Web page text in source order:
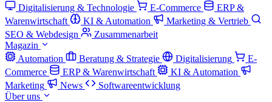
Digitalisierung & Technologie
E-Commerce
ERP &
Warenwirtschaft
KI & Automation
Marketing & Vertrieb
SEO & Webdesign
Zusammenarbeit
Magazin
Automation
Beratung & Strategie Digitalisierung
E-
Commerce
ERP & Warenwirtschaft
KI & Automation
Marketing
News
Softwareentwicklung
Über uns